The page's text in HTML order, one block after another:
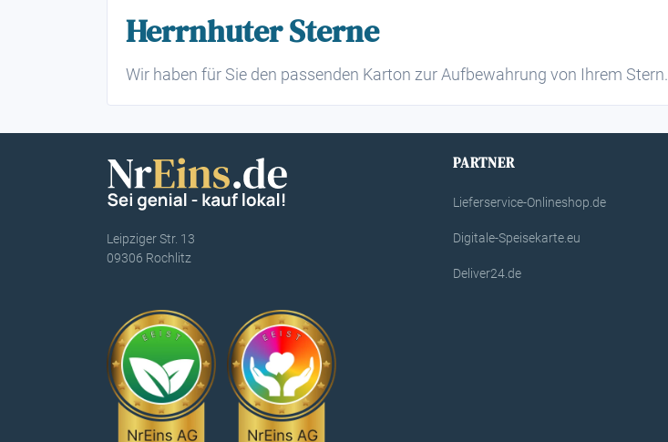
Herrnhuter Sterne
Wir haben für Sie den passenden Karton zur Aufbewahrung von Ihrem Stern.
Leipziger Str. 13
09306 Rochlitz
PARTNER
Lieferservice-Onlineshop.de
Digitale-Speisekarte.eu
Deliver24.de